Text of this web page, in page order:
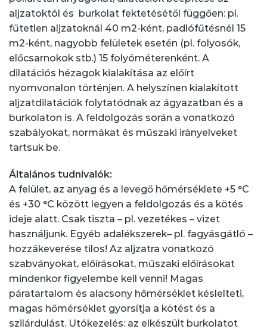
aljzatoktól és burkolat fektetésétől függően: pl.
fűtetlen aljzatoknál 40 m2-ként, padlófűtésnél 15
m2-ként, nagyobb felületek esetén (pl. folyosók,
előcsarnokok stb.) 15 folyóméterenként. A
dilatációs hézagok kialakítása az előírt
nyomvonalon történjen. A helyszínen kialakított
aljzatdilatációk folytatódnak az ágyazatban és a
burkolaton is. A feldolgozás során a vonatkozó
szabályokat, normákat és műszaki irányelveket
tartsuk be.
Általános tudnivalók:
A felület, az anyag és a levegő hőmérséklete +5 °C
és +30 °C között legyen a feldolgozás és a kötés
ideje alatt. Csak tiszta – pl. vezetékes – vizet
használjunk. Egyéb adalékszerek– pl. fagyásgátló –
hozzákeverése tilos! Az aljzatra vonatkozó
szabványokat, előírásokat, műszaki előírásokat
mindenkor figyelembe kell venni! Magas
páratartalom és alacsony hőmérséklet késlelteti,
magas hőmérséklet gyorsítja a kötést és a
szilárdulást. Utókezelés: az elkészült burkolatot